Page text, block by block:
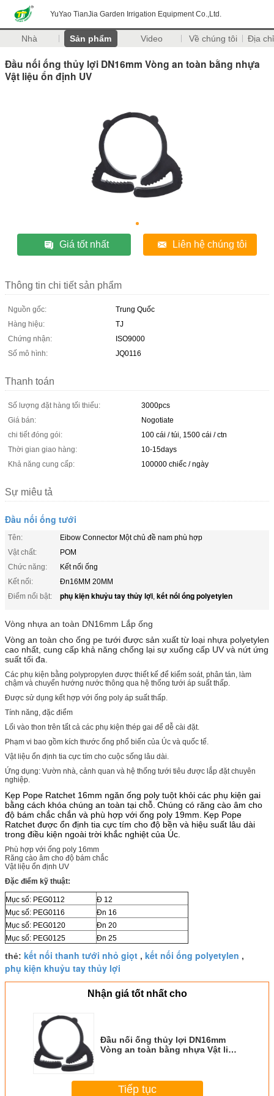
YuYao TianJia Garden Irrigation Equipment Co.,Ltd.
Nhà Sản phẩm Video Về chúng tôi Địa
Đầu nối ống thủy lợi DN16mm Vòng an toàn bằng nhựa
Vật liệu ổn định UV
Giá tốt nhất Liên hệ chúng tôi
Thông tin chi tiết sản phẩm
Nguồn gốc:
Trung Quốc
Hàng hiệu:
TJ
Chứng nhận:
ISO9000
Số mô hình:
JQ0116
Thanh toán
Số lượng đặt hàng tối thiểu:
3000pcs
Giá bán:
Nogotiate
chi tiết đóng gói:
100 cái / túi, 1500 cái / ctn
Thời gian giao hàng:
10-15days
Khả năng cung cấp:
100000 chiếc / ngày
Sự miêu tả
Đầu nối ống tưới
Tên:
Eibow Connector Một chủ đề nam phù hợp
Vật chất:
POM
Chức năng:
Kết nối ống
Kết nối:
Đn16MM 20MM
Điểm nổi bật:
phụ kiện khuỷu tay thủy lợi, kết nối ống polyetylen
Vòng nhựa an toàn DN16mm Lắp ống
Vòng an toàn cho ống pe tưới được sản xuất từ ​​loại nhựa polyetylen
cao nhất, cung cấp khả năng chống lại sự xuống cấp UV và nứt ứng
suất tối đa.
Các phụ kiện bằng polypropylen được thiết kế để kiểm soát, phân tán, làm
chậm và chuyển hướng nước thông qua hệ thống tưới áp suất thấp.
Được sử dụng kết hợp với ống poly áp suất thấp.
Tính năng, đặc điểm
Lối vào thon trên tất cả các phụ kiện thép gai để dễ cài đặt.
Phạm vi bao gồm kích thước ống phổ biến của Úc và quốc tế.
Vật liệu ổn định tia cực tím cho cuộc sống lâu dài.
Ứng dụng: Vườn nhà, cảnh quan và hệ thống tưới tiêu được lắp đặt chuyên
nghiệp.
Kẹp Pope Ratchet 16mm ngăn ống poly tuột khỏi các phụ kiện gai
bằng cách khóa chúng an toàn tại chỗ. Chúng có răng cào âm cho
độ bám chắc chắn và phù hợp với ống poly 19mm. Kẹp Pope
Ratchet được ổn định tia cực tím cho độ bền và hiệu suất lâu dài
trong điều kiện ngoài trời khắc nghiệt của Úc.
Phù hợp với ống poly 16mm
Răng cào âm cho độ bám chắc
Vật liệu ổn định UV
Đặc điểm kỹ thuật:
Mục số: PEG0112
Đ 12
Mục số: PEG0116
Đn 16
Mục số: PEG0120
Đn 20
Mục số: PEG0125 Đn 25
thẻ: kết nối thanh tưới nhỏ giọt , kết nối ống polyetylen ,
phụ kiện khuỷu tay thủy lợi
Nhận giá tốt nhất cho
Đầu nối ống thủy lợi DN16mm
Vòng an toàn bằng nhựa Vật liệu
Tiếp tục